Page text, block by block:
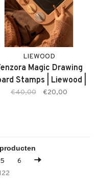
LIEWOOD
Magic Drawing
Stamps | Liewood |
Pale Tuscany Multi Mix
€40,00 €20,00
5
6